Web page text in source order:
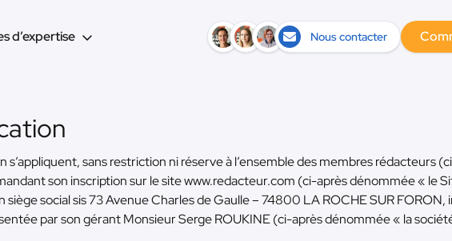
d’expertise Nous contacter
sans restriction ni réserve à l’ensemble des membres rédacteurs
son inscription sur le site www.redacteur.com (ci-après dénommée « le
social sis 73 Avenue Charles de Gaulle – 74800 LA ROCHE SUR
par son gérant Monsieur Serge ROUKINE (ci-après dénommée « la